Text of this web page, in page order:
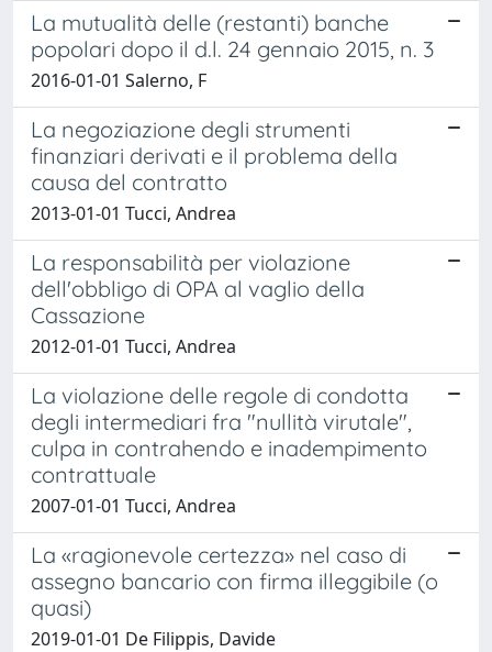
La mutualità delle (restanti) banche
popolari dopo il d.l. 24 gennaio 2015, n. 3
2016-01-01 Salerno, F
La negoziazione degli strumenti
finanziari derivati e il problema della
causa del contratto
2013-01-01 Tucci, Andrea
La responsabilità per violazione
dell'obbligo di OPA al vaglio della
Cassazione
2012-01-01 Tucci, Andrea
La violazione delle regole di condotta
degli intermediari fra "nullità virutale",
culpa in contrahendo e inadempimento
contrattuale
2007-01-01 Tucci, Andrea
La «ragionevole certezza» nel caso di
assegno bancario con firma illeggibile (o
quasi)
2019-01-01 De Filippis, Davide